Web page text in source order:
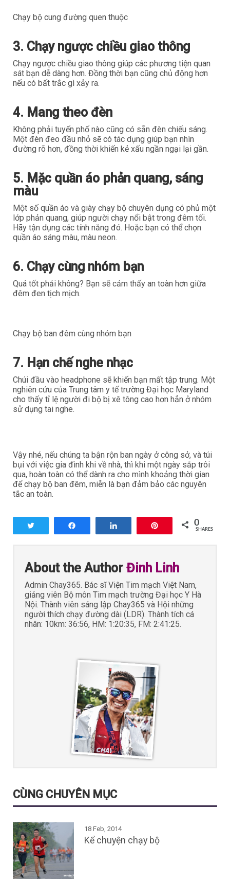
Chạy bộ cung đường quen thuộc
3. Chạy ngược chiều giao thông
Chạy ngược chiều giao thông giúp các phương tiện quan
sát bạn dễ dàng hơn. Đồng thời bạn cũng chủ động hơn
nếu có bất trắc gì xảy ra.
4. Mang theo đèn
Không phải tuyến phố nào cũng có sẵn đèn chiếu sáng.
Một đèn đeo đầu nhỏ sẽ có tác dụng giúp bạn nhìn
đường rõ hơn, đồng thời khiến kẻ xấu ngần ngại lại gần.
5. Mặc quần áo phản quang, sáng
màu
Một số quần áo và giày chạy bộ chuyên dụng có phủ một
lớp phản quang, giúp người chạy nổi bật trong đêm tối.
Hãy tận dụng các tính năng đó. Hoặc bạn có thể chọn
quần áo sáng màu, màu neon.
6. Chạy cùng nhóm bạn
Quá tốt phải không? Bạn sẽ cảm thấy an toàn hơn giữa
đêm đen tịch mịch.
Chạy bộ ban đêm cùng nhóm bạn
7. Hạn chế nghe nhạc
Chúi đầu vào headphone sẽ khiến bạn mất tập trung. Một
nghiên cứu của Trung tâm y tế trường Đại học Maryland
cho thấy tỉ lệ người đi bộ bị xê tông cao hơn hẳn ở nhóm
sử dụng tai nghe.
Vậy nhé, nếu chúng ta bận rộn ban ngày ở công sở, và túi
bụi với việc gia đình khi về nhà, thì khi một ngày sắp trôi
qua, hoàn toàn có thể dành ra cho mình khoảng thời gian
để chạy bộ ban đêm, miễn là bạn đảm bảo các nguyên
tắc an toàn.
0
SHARES
About the Author Đinh Linh
Admin Chay365. Bác sĩ Viện Tim mạch Việt Nam,
giảng viên Bộ môn Tim mạch trường Đại học Y Hà
Nội. Thành viên sáng lập Chay365 và Hội những
người thích chạy đường dài (LDR). Thành tích cá
nhân: 10km: 36:56, HM: 1:20:35, FM: 2:41:25.
CÙNG CHUYÊN MỤC
18 Feb, 2014
Kể chuyện chạy bộ